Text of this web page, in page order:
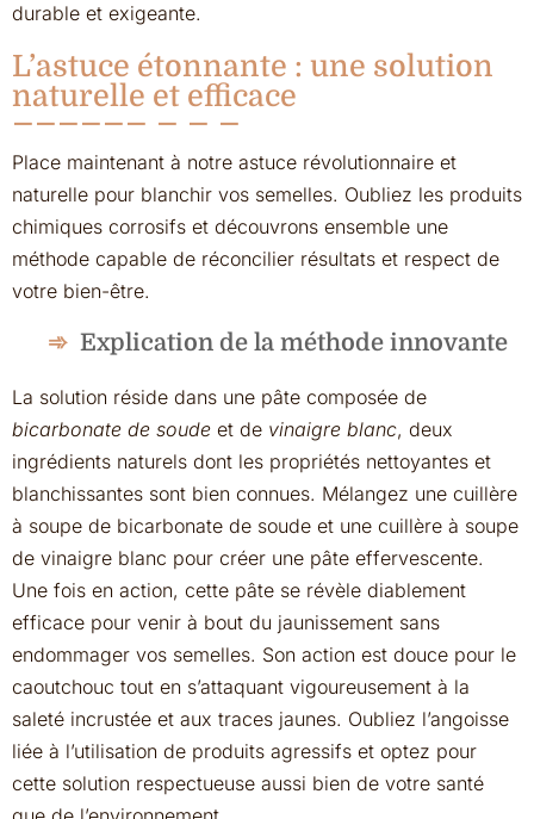
durable et exigeante.
L’astuce étonnante : une solution
naturelle et efficace
Place maintenant à notre astuce révolutionnaire et
naturelle pour blanchir vos semelles. Oubliez les produits
chimiques corrosifs et découvrons ensemble une
méthode capable de réconcilier résultats et respect de
votre bien-être.
Explication de la méthode innovante
La solution réside dans une pâte composée de
bicarbonate de soude et de vinaigre blanc, deux
ingrédients naturels dont les propriétés nettoyantes et
blanchissantes sont bien connues. Mélangez une cuillère
à soupe de bicarbonate de soude et une cuillère à soupe
de vinaigre blanc pour créer une pâte effervescente.
Une fois en action, cette pâte se révèle diablement
efficace pour venir à bout du jaunissement sans
endommager vos semelles. Son action est douce pour le
caoutchouc tout en s’attaquant vigoureusement à la
saleté incrustée et aux traces jaunes. Oubliez l’angoisse
liée à l’utilisation de produits agressifs et optez pour
cette solution respectueuse aussi bien de votre santé